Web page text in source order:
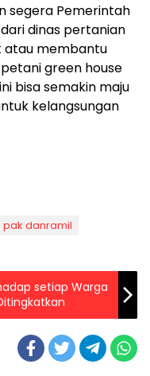
segera Pemerintah
dinas pertanian
atau membantu
green house
bisa semakin maju
kelangsungan
pak danramil
setiap Warga